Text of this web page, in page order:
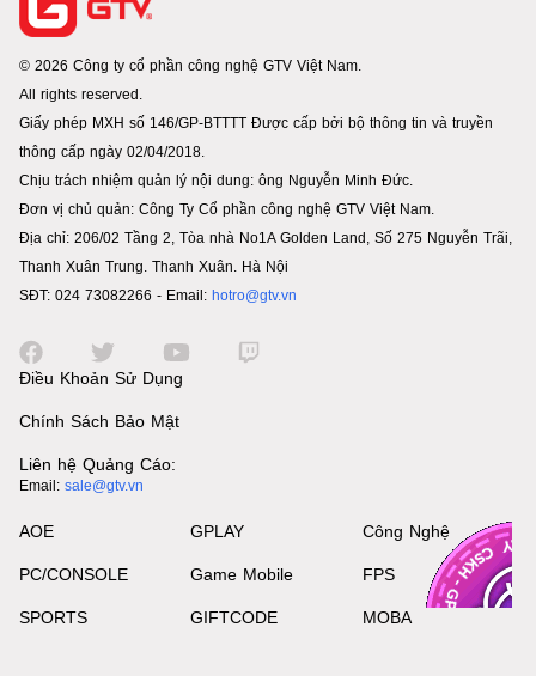
© 2026 Công ty cổ phần công nghệ GTV Việt Nam.
All rights reserved.
Giấy phép MXH số 146/GP-BTTTT Được cấp bởi bộ thông tin và truyền
thông cấp ngày 02/04/2018.
Chịu trách nhiệm quản lý nội dung: ông Nguyễn Minh Đức.
Đơn vị chủ quản: Công Ty Cổ phần công nghệ GTV Việt Nam.
Địa chỉ: 206/02 Tầng 2, Tòa nhà No1A Golden Land, Số 275 Nguyễn Trãi,
Thanh Xuân Trung. Thanh Xuân. Hà Nội
SĐT: 024 73082266 - Email: hotro@gtv.vn
Điều Khoản Sử Dụng
Chính Sách Bảo Mật
Liên hệ Quảng Cáo:
Email: sale@gtv.vn
AOE
PC/CONSOLE
SPORTS
GPLAY
Game Mobile
GIFTCODE
Công Nghệ
FPS
MOBA